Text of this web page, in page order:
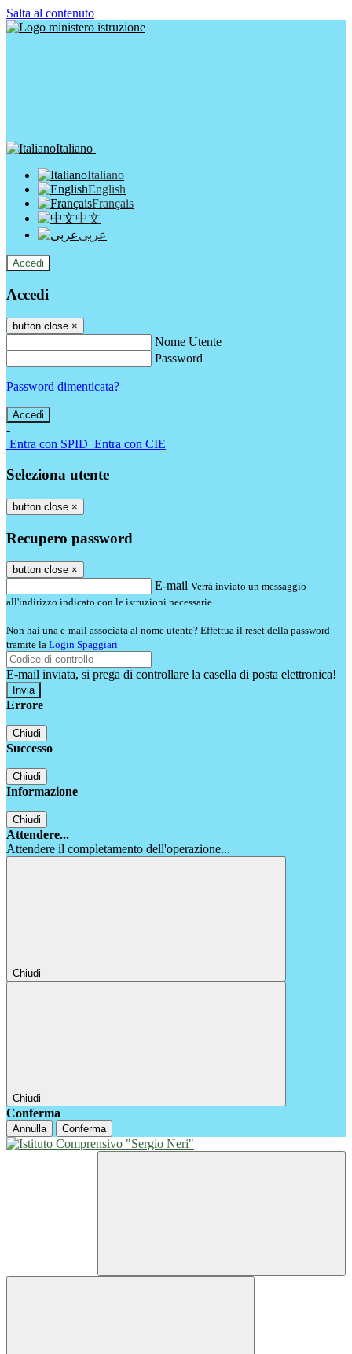
Salta al contenuto
Italiano
Italiano
English
Français
中文
عربى
Accedi
Accedi
button close ×
Nome Utente
Password
Password dimenticata?
-
Entra con SPID Entra con CIE
Seleziona utente
button close ×
Recupero password
button close ×
E-mail Verrà inviato un messaggio
all'indirizzo indicato con le istruzioni necessarie.
Non hai una e-mail associata al nome utente? Effettua il reset della password
tramite la Login Spaggiari
E-mail inviata, si prega di controllare la casella di posta elettronica!
Errore
Chiudi
Successo
Chiudi
Informazione
Chiudi
Attendere...
Attendere il completamento dell'operazione...
Chiudi
Chiudi
Conferma
Annulla Conferma